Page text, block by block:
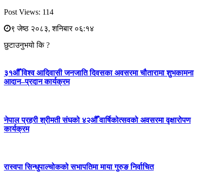
Post Views: 114
९ जेष्ठ २०८३, शनिबार ०६:१४
छुटाउनुभयो कि ?
३१औँ विश्व आदिवासी जनजाति दिवसका अवसरमा चौतारामा शुभकामना
आदान–प्रदान कार्यक्रम
नेपाल प्रहरी श्रीमती संघको ४२औँ वार्षिकोत्सवको अवसरमा वृक्षारोपण
कार्यक्रम
रास्वपा सिन्धुपाल्चोकको सभापतिमा माया गुरुङ निर्वाचित